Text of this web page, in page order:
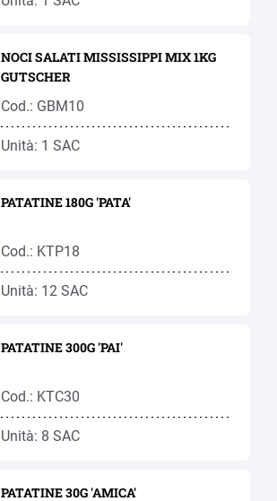
NOCI SALATI MISSISSIPPI MIX 1KG
GUTSCHER
Cod.: GBM10
Unità: 1 SAC
PATATINE 180G 'PATA'
Cod.: KTP18
Unità: 12 SAC
PATATINE 300G 'PAI'
Cod.: KTC30
Unità: 8 SAC
PATATINE 30G 'AMICA'